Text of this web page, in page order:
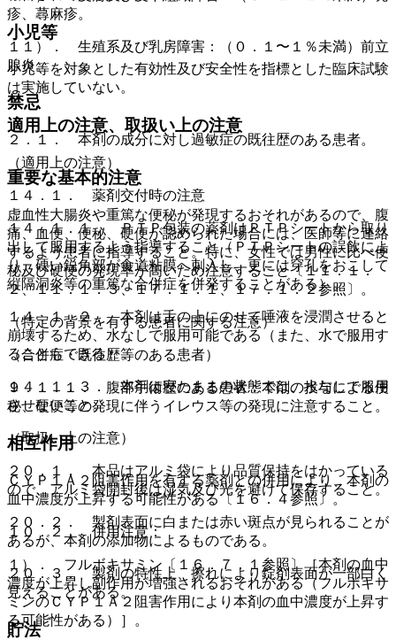
小児等
小児等を対象とした有効性及び安全性を指標とした臨床試験
は実施していない。
適用上の注意、取扱い上の注意
（適用上の注意）
１４．１． 薬剤交付時の注意
１４．１．１． ＰＴＰ包装の薬剤はＰＴＰシートから取り
出して服用するよう指導すること（ＰＴＰシートの誤飲によ
り、硬い鋭角部が食道粘膜へ刺入し、更には穿孔をおこして
縦隔洞炎等の重篤な合併症を併発することがある）。
１４．１．２． 本剤は舌の上にのせて唾液を浸潤させると
崩壊するため、水なしで服用可能である（また、水で服用す
ることもできる）。
１４．１．３． 本剤は寝たままの状態では、水なしで服用
させないこと。
（取扱い上の注意）
２０．１． 本品はアルミ袋により品質保持をはかっている
ので、アルミ袋開封後は湿気及び光を避けて保存すること。
２０．２． 製剤表面に白または赤い斑点が見られることが
あるが、本剤の添加物によるものである。
２０．３． 製剤の特性上、擦れにより錠剤表面が一部白く
見えることがある。
貯法
疹、蕁麻疹。
１１）． 生殖系及び乳房障害：（０．１〜１％未満）前立
腺炎。
禁忌
２．１． 本剤の成分に対し過敏症の既往歴のある患者。
重要な基本的注意
虚血性大腸炎や重篤な便秘が発現するおそれがあるので、腹
痛、血便、便秘、硬便が認められた場合には、医師等に連絡
するよう患者に指導すること。特に、女性では男性に比べ便
秘及び硬便の発現率が高いため注意すること〔１１．１．
２、１１．１．３、１７．１．１、１７．１．２参照〕。
（特定の背景を有する患者に関する注意）
（合併症・既往歴等のある患者）
９．１．１． 腹部手術歴のある患者：本剤の投与による便
秘、硬便等の発現に伴うイレウス等の発現に注意すること。
相互作用
ＣＹＰ１Ａ２阻害作用を有する薬剤との併用により、本剤の
血中濃度が上昇する可能性がある〔１６．４参照〕。
１０．２． 併用注意：
１）． フルボキサミン〔１６．７．１参照〕［本剤の血中
濃度が上昇し副作用が増強されるおそれがある（フルボキサ
ミンのＣＹＰ１Ａ２阻害作用により本剤の血中濃度が上昇す
る可能性がある）］。